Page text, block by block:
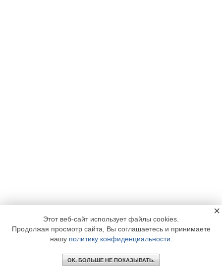
Этот веб-сайт использует файлы cookies.
Продолжая просмотр сайта, Вы соглашаетесь и принимаете
нашу политику конфиденциальности
ОК. БОЛЬШЕ НЕ ПОКАЗЫВАТЬ.
×